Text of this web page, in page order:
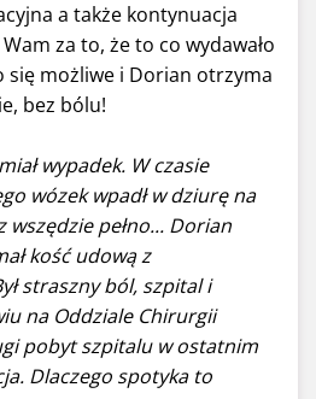
a także kontynuacja
za to, że to co wydawało
się możliwe i Dorian otrzyma
bez bólu!
wypadek. W czasie
wózek wpadł w dziurę na
pełno... Dorian
kość udową z
straszny ból, szpital i
na Oddziale Chirurgii
pobyt szpitalu w ostatnim
Dlaczego spotyka to